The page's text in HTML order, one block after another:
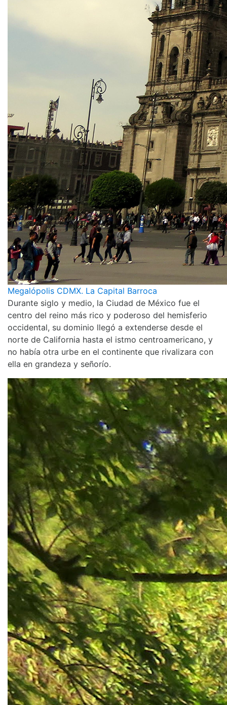
Megalópolis CDMX. La Capital Barroca
Durante siglo y medio, la Ciudad de México fue el
centro del reino más rico y poderoso del hemisferio
occidental, su dominio llegó a extenderse desde el
norte de California hasta el istmo centroamericano, y
no había otra urbe en el continente que rivalizara con
ella en grandeza y señorío.